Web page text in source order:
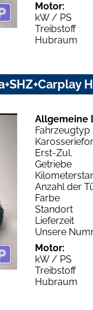
Motor:
kW / PS
Treibstoff
Hubraum
Allgemeine
Fahrzeugtyp
Erst-Zul.
Getriebe
Anzahl der
Farbe
Standort
Lieferzeit
Unsere
Motor:
kW / PS
Treibstoff
Hubraum